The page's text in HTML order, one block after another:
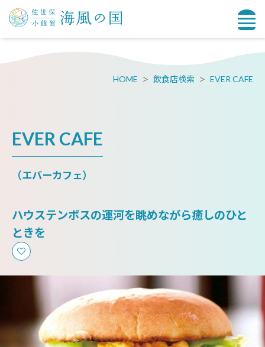
HOME 飲食店検索 EVER CAFE
EVER CAFE
（エバーカフェ）
ハウステンボスの運河を眺めながら癒しのひと
ときを